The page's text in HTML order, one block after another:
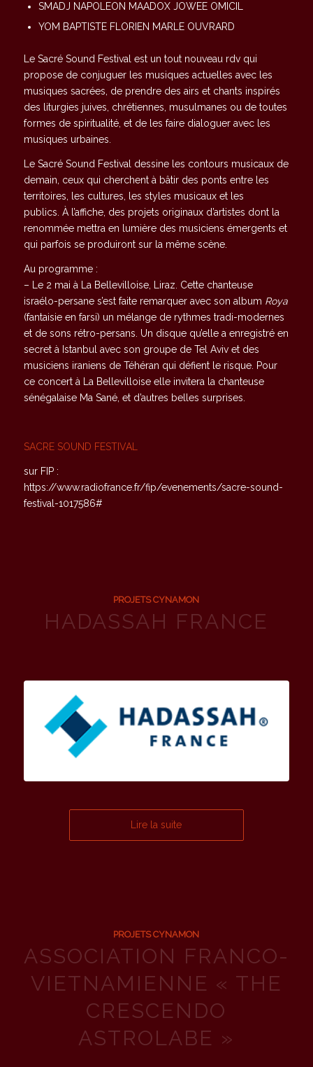
SMADJ NAPOLEON MAADOX JOWEE OMICIL
YOM BAPTISTE FLORIEN MARLE OUVRARD
Le Sacré Sound Festival est un tout nouveau rdv qui
propose de conjuguer les musiques actuelles avec les
musiques sacrées, de prendre des airs et chants inspirés
des liturgies juives, chrétiennes, musulmanes ou de toutes
formes de spiritualité, et de les faire dialoguer avec les
musiques urbaines.
Le Sacré Sound Festival dessine les contours musicaux de
demain, ceux qui cherchent à bâtir des ponts entre les
territoires, les cultures, les styles musicaux et les
publics. À l’affiche, des projets originaux d’artistes dont la
renommée mettra en lumière des musiciens émergents et
qui parfois se produiront sur la même scène.
Au programme :
– Le 2 mai à La Bellevilloise, Liraz. Cette chanteuse
israélo-persane s’est faite remarquer avec son album Roya
(fantaisie en farsi) un mélange de rythmes tradi-modernes
et de sons rétro-persans. Un disque qu’elle a enregistré en
secret à Istanbul avec son groupe de Tel Aviv et des
musiciens iraniens de Téhéran qui défient le risque. Pour
ce concert à La Bellevilloise elle invitera la chanteuse
sénégalaise Ma Sané, et d’autres belles surprises.
SACRE SOUND FESTIVAL
sur FIP :
https://www.radiofrance.fr/fip/evenements/sacre-sound-
festival-1017586#
PROJETS CYNAMON
HADASSAH FRANCE
Lire la suite
PROJETS CYNAMON
ASSOCIATION FRANCO-
VIETNAMIENNE « THE
CRESCENDO
ASTROLABE »